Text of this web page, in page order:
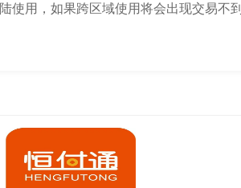
使用，如果跨区域使用将会出现交易不到